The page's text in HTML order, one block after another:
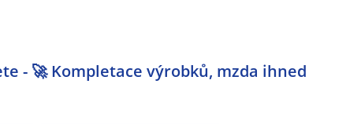
- 🚀 Kompletace výrobků, mzda ihned